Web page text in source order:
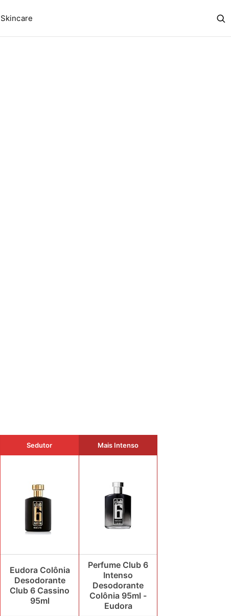
Skincare
Sedutor Mais Intenso
Eudora Colônia
Desodorante
Club 6 Cassino
95ml
Perfume Club 6
Intenso
Desodorante
Colônia 95ml -
Eudora